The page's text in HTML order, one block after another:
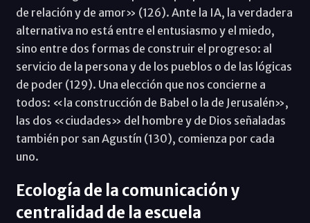
de relación y de amor» (126). Ante la IA, la verdadera
alternativa no está entre el entusiasmo y el miedo,
sino entre dos formas de construir el progreso: al
servicio de la persona y de los pueblos o de las lógicas
de poder (129). Una elección que nos concierne a
todos: «la construcción de Babel o la de Jerusalén»,
las dos «ciudades» del hombre y de Dios señaladas
también por san Agustín (130), comienza por cada
uno.
Ecología de la comunicación y
centralidad de la escuela